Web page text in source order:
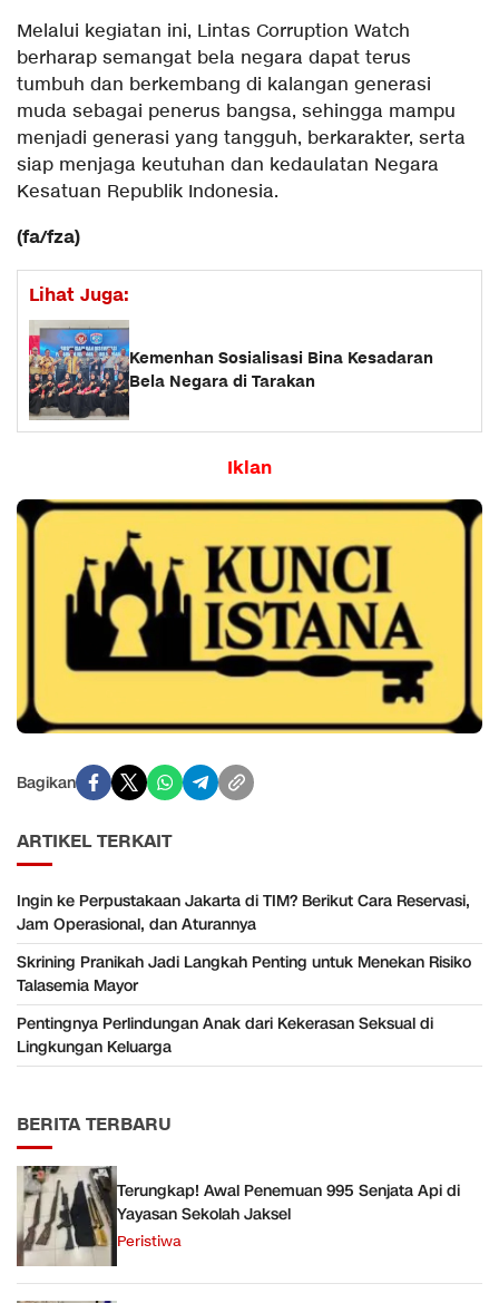
Melalui kegiatan ini, Lintas Corruption Watch
berharap semangat bela negara dapat terus
tumbuh dan berkembang di kalangan generasi
muda sebagai penerus bangsa, sehingga mampu
menjadi generasi yang tangguh, berkarakter, serta
siap menjaga keutuhan dan kedaulatan Negara
Kesatuan Republik Indonesia.
(fa/fza)
Lihat Juga:
Kemenhan Sosialisasi Bina Kesadaran
Bela Negara di Tarakan
Iklan
Bagikan
ARTIKEL TERKAIT
Ingin ke Perpustakaan Jakarta di TIM? Berikut Cara Reservasi,
Jam Operasional, dan Aturannya
Skrining Pranikah Jadi Langkah Penting untuk Menekan Risiko
Talasemia Mayor
Pentingnya Perlindungan Anak dari Kekerasan Seksual di
Lingkungan Keluarga
BERITA TERBARU
Terungkap! Awal Penemuan 995 Senjata Api di
Yayasan Sekolah Jaksel
Peristiwa